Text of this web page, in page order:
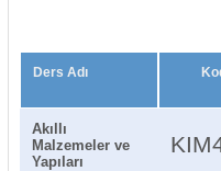
Ders Adı
Akıllı
Malzemeler ve
Yapıları